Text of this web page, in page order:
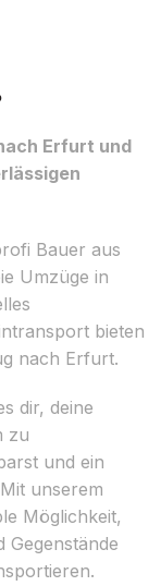
Erfurt und
Bauer aus
Umzüge in
bieten
nach Erfurt.
dir, deine
zu
und ein
unserem
Möglichkeit,